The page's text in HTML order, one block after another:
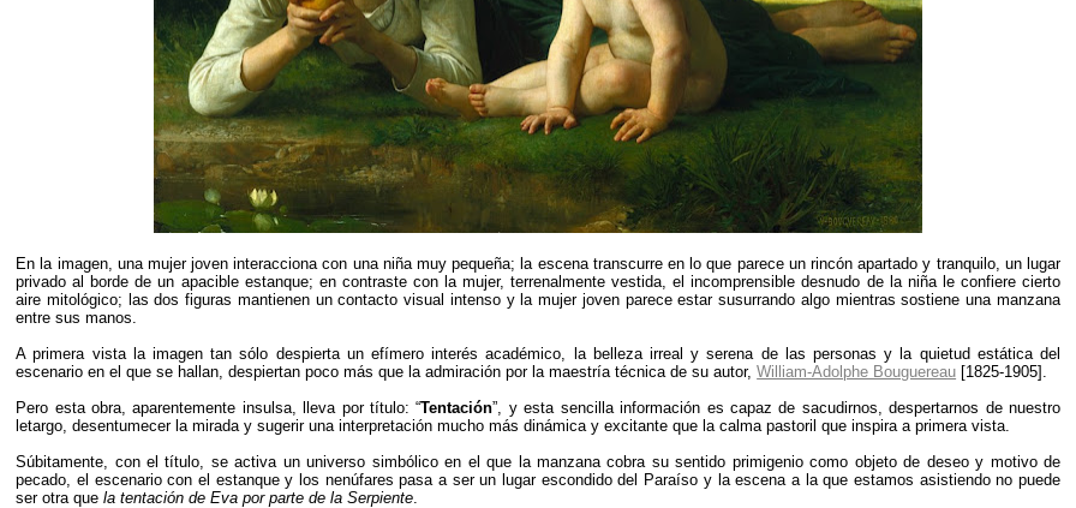
En la imagen, una mujer joven interacciona con una niña muy pequeña; la escena transcurre en lo que parece un rincón apartado y tranquilo, un lugar
privado al borde de un apacible estanque; en contraste con la mujer, terrenalmente vestida, el incomprensible desnudo de la niña le confiere cierto
aire mitológico; las dos figuras mantienen un contacto visual intenso y la mujer joven parece estar susurrando algo mientras sostiene una manzana
entre sus manos.
A primera vista la imagen tan sólo despierta un efímero interés académico, la belleza irreal y serena de las personas y la quietud estática del
escenario en el que se hallan, despiertan poco más que la admiración por la maestría técnica de su autor,William-Adolphe Bouguereau [1825-1905].
Pero esta obra, aparentemente insulsa, lleva por título: “Tentación”, y esta sencilla información es capaz de sacudirnos, despertarnos de nuestro
letargo, desentumecer la mirada y sugerir una interpretación mucho más dinámica y excitante que la calma pastoril que inspira a primera vista.
Súbitamente, con el título, se activa un universo simbólico en el que la manzana cobra su sentido primigenio como objeto de deseo y motivo de
pecado, el escenario con el estanque y los nenúfares pasa a ser un lugar escondido del Paraíso y la escena a la que estamos asistiendo no puede
ser otra quela tentación de Eva por parte de la Serpiente.